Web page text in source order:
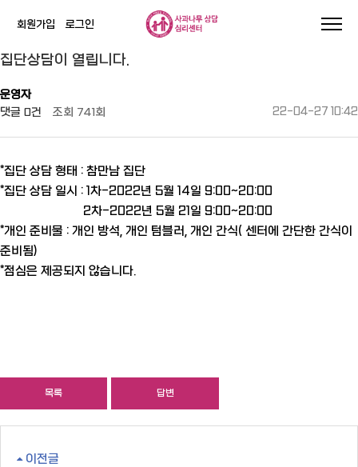
회원가입 로그인
집단상담이 열립니다.
운영자
댓글 0건 조회 741회 22-04-27 10:42
*집단 상담 형태 : 참만남 집단
*집단 상담 일시 : 1차-2022년 5월 14일 9:00~20:00
2차-2022년 5월 21일 9:00~20:00
*개인 준비물 : 개인 방석, 개인 텀블러, 개인 간식( 센터에 간단한 간식이
준비됨)
*점심은 제공되지 않습니다.
목록 답변
이전글